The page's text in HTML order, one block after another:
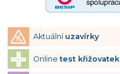
Aktuální uzavírky
Onlinetest křižovatek